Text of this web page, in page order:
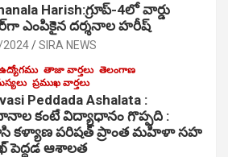
Harish:గ్రూప్-4లో వార్డు
ఎంపికైన దర్శనాల హరీష్
SIRA NEWS
తాజా వార్తలు తెలంగాణ
ప్రముఖ వార్తలు
Peddada Ashalata :
కంటే విద్యాధానం గొప్పది :
కళ్యాణ పరిషత్ ప్రాంత మహిళా సహ
పెద్దడ ఆశాలత